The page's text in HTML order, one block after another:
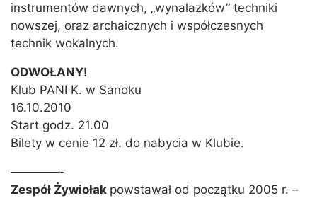
instrumentów dawnych, „wynalazków” techniki
nowszej, oraz archaicznych i współczesnych
technik wokalnych.
ODWOŁANY!
Klub PANI K. w Sanoku
16.10.2010
Start godz. 21.00
Bilety w cenie 12 zł. do nabycia w Klubie.
————-
Zespół Żywiołak powstawał od początku 2005 r. –